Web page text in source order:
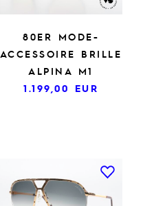
80ER MODE-
ACCESSOIRE BRILLE
ALPINA M1
1.199,00 EUR